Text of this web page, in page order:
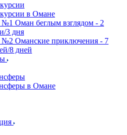
в Омане
№1 Оман беглым взглядом - 2
3 дня
№2 Оманские приключения - 7
8 дней
в Омане